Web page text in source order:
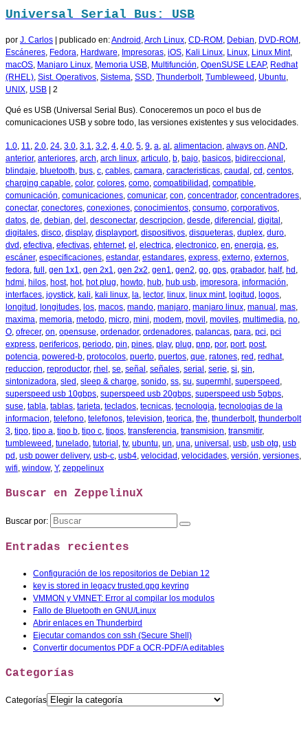
Universal Serial Bus: USB
por J. Carlos publicado en:Android ,Arch Linux, CD-ROM , Debian, DVD-ROM ,
Escáneres, Fedora, Hardware, Impresoras, iOS, Kali Linux, Linux, Linux Mint,
macOS, Manjaro Linux, Memoria USB, Multifunción, OpenSUSE LEAP, Redhat
(RHEL), Sist. Operativos, Sistema, SSD, Thunderbolt, Tumbleweed , Ubuntu,
UNIX, USB 2
Qué es USB (Universal Serial Bus). Conoceremos un poco el bus de
comunicaciones USB y sobre todo, las versiones existentes y sus velocidades.
1.0, 11, 2.0, 24, 3.0, 3.1, 3.2, 4, 4.0, 5, 9, a, al , alimentacion, always on,AND,
anterior, anteriores, arch, arch linux, articulo, b, bajo, basicos, bidireccional ,
blindaje, bluetooth, bus, c, cables, camara, caracteristicas, caudal , cd , centos,
charging capable, color, colores, como, compatibilidad , compatible,
comunicación, comunicaciones, comunicar, con, concentrador, concentradores,
conectar, conectores, conexiones, conocimientos, consumo, corporativos,
datos, de, debian, del , desconectar, descripcion, desde, diferencial , digital ,
digitales, disco, display, displayport, dispositivos, disqueteras, duplex, duro,
dvd , efectiva, efectivas, ehternet, el , electrica, electronico, en, energia, es,
escáner, especificaciones, estandar, estandares, express, externo, externos,
fedora, full , gen 1x1, gen 2x1, gen 2x2, gen1, gen2, go, gps, grabador, half, hd ,
hdmi, hilos, host, hot, hot plug, howto, hub, hub usb, impresora, información,
interfaces, joystick, kali, kali linux, la, lector, linux, linux mint, logitud , logos,
longitud , longitudes, los, macos, mando, manjaro, manjaro linux, manual , mas,
maxima, memoria, metodo, micro, mini, modem, movil , moviles, multimedia, no,
O, ofrecer, on, opensuse, ordenador, ordenadores, palancas, para, pci, pci
express, perifericos, periodo, pin, pines, play, plug, pnp, por, port, post,
potencia, powered-b, protocolos, puerto, puertos, que, ratones, red , redhat,
reduccion, reproductor, rhel , se, señal , señales, serial , serie, si, sin,
sintonizadora, sled , sleep & charge, sonido, ss, su, supermhl , superspeed ,
superspeed usb 10gbps, superspeed usb 20gbps, superspeed usb 5gbps,
suse, tabla, tablas, tarjeta, teclados, tecnicas, tecnologia, tecnologias de la
informacion, telefono, telefonos, television, teorica, the, thunderbolt, thunderbolt
3, tipo, tipo a, tipo b, tipo c, tipos, transferencia, transmision, transmitir,
tumbleweed , tunelado, tutorial , tv, ubuntu, un, una, universal , usb, usb otg, usb
pd , usb power delivery, usb-c, usb4, velocidad , velocidades, versión, versiones,
wifi, window, Y, zeppelinux
Buscar en ZeppelinuX
Buscar por:
Entradas recientes
Configuración de los repositorios de Debian 12
key is stored in legacy trusted.gpg keyring
VMMON y VMNET: Error al compilar los modulos
Fallo de Bluetooth en GNU/Linux
Abrir enlaces en Thunderbird
Ejecutar comandos con ssh (Secure Shell)
Convertir documentos PDF a OCR-PDF/A editables
Categorías
Categorías